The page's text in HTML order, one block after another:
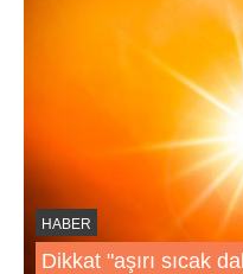
HABER
Dikkat "aşırı sıcak